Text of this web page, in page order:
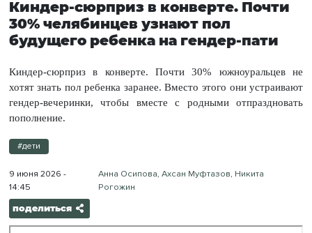
Киндер-сюрприз в конверте. Почти
30% челябинцев узнают пол
будущего ребенка на гендер-пати
Киндер-сюрприз в конверте. Почти 30% южноуральцев не
хотят знать пол ребенка заранее. Вместо этого они устраивают
гендер-вечеринки, чтобы вместе с родными отпраздновать
пополнение.
#дети
9 июня 2026 -
14:45
Анна Осипова, Ахсан Муфтазов, Никита
Рогожин
поделиться